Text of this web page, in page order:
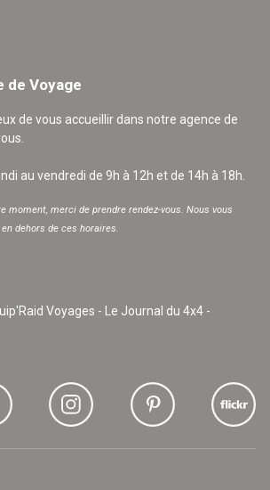
de Voyage
de vous accueillir dans notre agence de
au vendredi de 9h à 12h et de 14h à 18h.
moment, merci de prendre rendez-vous. Nous vous
dehors de ces horaires.
Voyages - Le Journal du 4x4 -